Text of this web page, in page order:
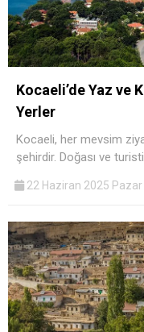
Kocaeli’de Yaz ve
Yerler
Kocaeli, her mevsim
şehirdir. Doğası ve
22 Haziran 2025 Pazar